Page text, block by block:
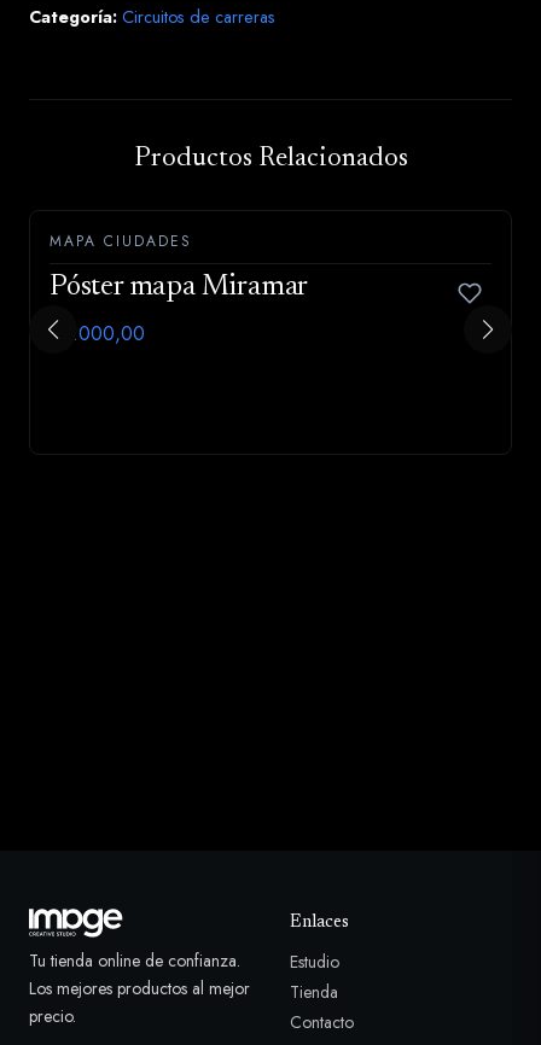
Categoría: Circuitos de carreras
Productos Relacionados
MAPA CIUDADES
Póster mapa Miramar
$5.000,00
Tu tienda online de confianza.
Los mejores productos al mejor
precio.
Enlaces
Estudio
Tienda
Contacto